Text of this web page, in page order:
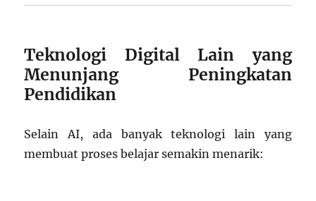
Teknologi Digital Lain yang
Menunjang Peningkatan
Pendidikan
Selain AI, ada banyak teknologi lain yang
membuat proses belajar semakin menarik: